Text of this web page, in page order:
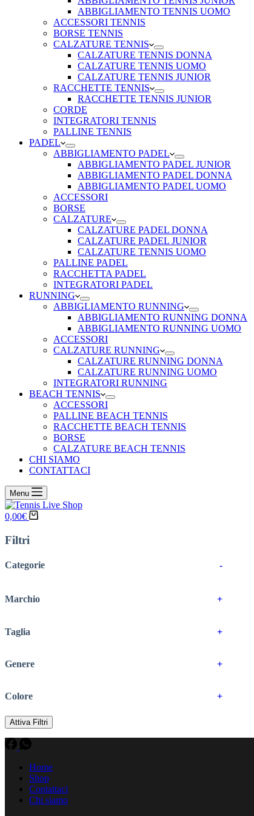
ABBIGLIAMENTO TENNIS UOMO
ACCESSORI TENNIS
BORSE TENNIS
CALZATURE TENNIS
CALZATURE TENNIS DONNA
CALZATURE TENNIS UOMO
CALZATURE TENNIS JUNIOR
RACCHETTE TENNIS
RACCHETTE TENNIS JUNIOR
CORDE
INTEGRATORI TENNIS
PALLINE TENNIS
PADEL
ABBIGLIAMENTO PADEL
ABBIGLIAMENTO PADEL JUNIOR
ABBIGLIAMENTO PADEL DONNA
ABBIGLIAMENTO PADEL UOMO
ACCESSORI
BORSE
CALZATURE
CALZATURE PADEL DONNA
CALZATURE PADEL JUNIOR
CALZATURE TENNIS UOMO
PALLINE PADEL
RACCHETTA PADEL
INTEGRATORI PADEL
RUNNING
ABBIGLIAMENTO RUNNING
ABBIGLIAMENTO RUNNING DONNA
ABBIGLIAMENTO RUNNING UOMO
ACCESSORI
CALZATURE RUNNING
CALZATURE RUNNING DONNA
CALZATURE RUNNING UOMO
INTEGRATORI RUNNING
BEACH TENNIS
ACCESSORI
PALLINE BEACH TENNIS
RACCHETTE BEACH TENNIS
BORSE
CALZATURE BEACH TENNIS
CHI SIAMO
CONTATTACI
Menu
Carrello
0,00€
Filtri
Categorie -
Marchio +
Taglia +
Genere +
Colore +
Attiva Filtri
Home
Shop
Contattaci
Chi siamo